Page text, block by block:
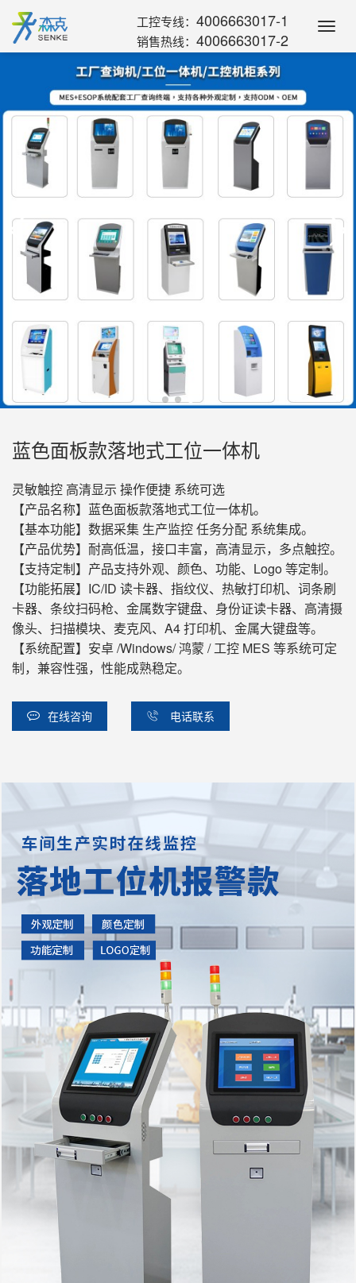
工控专线： 4006663017-1
销售热线： 4006663017-2
蓝色面板款落地式工位一体机
灵敏触控 高清显示 操作便捷 系统可选
【产品名称】蓝色面板款落地式工位一体机。
【基本功能】数据采集 生产监控 任务分配 系统集成。
【产品优势】耐高低温，接口丰富，高清显示，多点触控。
【支持定制】产品支持外观、颜色、功能、Logo 等定制。
【功能拓展】IC/ID 读卡器、指纹仪、热敏打印机、词条刷
卡器、条纹扫码枪、金属数字键盘、身份证读卡器、高清摄
像头、扫描模块、麦克风、A4 打印机、金属大键盘等。
【系统配置】安卓 /Windows/ 鸿蒙 / 工控 MES 等系统可定
制，兼容性强，性能成熟稳定。
在线咨询 电话联系